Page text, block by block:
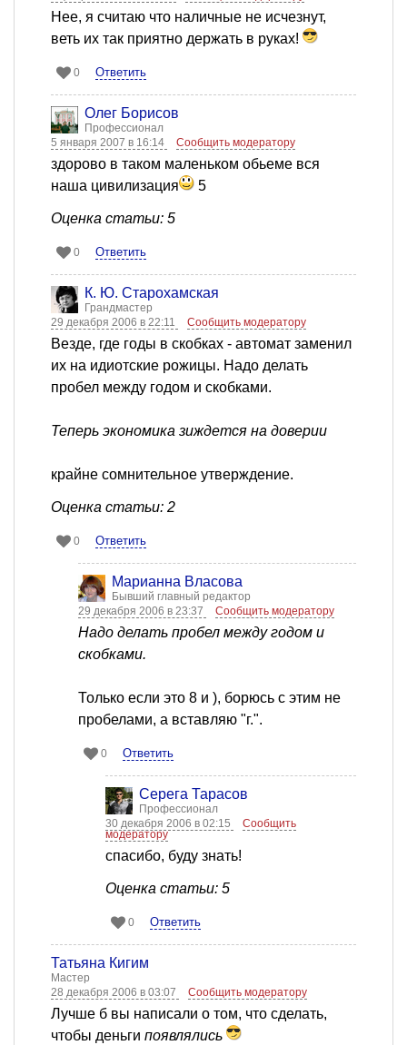
Нее, я считаю что наличные не исчезнут,
веть их так приятно держать в руках!
0 Ответить
Олег Борисов
Профессионал
5 января 2007 в 16:14
Сообщить модератору
здорово в таком маленьком обьеме вся
наша цивилизация
5
Оценка статьи: 5
0 Ответить
К. Ю. Старохамская
Грандмастер
29 декабря 2006 в 22:11
Сообщить модератору
Везде, где годы в скобках - автомат заменил
их на идиотские рожицы. Надо делать
пробел между годом и скобками.
Теперь экономика зиждется на доверии
крайне сомнительное утверждение.
Оценка статьи: 2
0 Ответить
Марианна Власова
Бывший главный редактор
29 декабря 2006 в 23:37
Сообщить модератору
Надо делать пробел между годом и
скобками.
Только если это 8 и ), борюсь с этим не
пробелами, а вставляю "г.".
0 Ответить
Серега Тарасов
Профессионал
30 декабря 2006 в 02:15
Сообщить
модератору
спасибо, буду знать!
Оценка статьи: 5
0 Ответить
Татьяна Кигим
Мастер
28 декабря 2006 в 03:07
Сообщить модератору
Лучше б вы написали о том, что сделать,
чтобы деньги появлялись